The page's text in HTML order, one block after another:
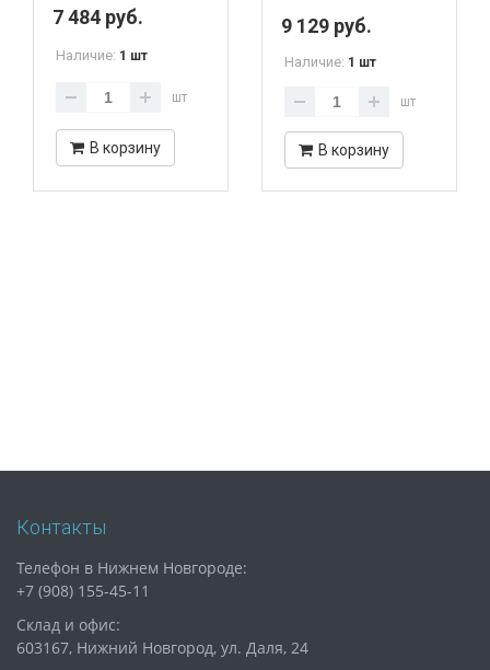
7 484 руб.
Наличие: 1 шт
шт
В корзину
9 129 руб.
Наличие: 1 шт
шт
В корзину
Контакты
Телефон в Нижнем Новгороде:
+7 (908) 155-45-11
Склад и офис:
603167, Нижний Новгород, ул. Даля, 24